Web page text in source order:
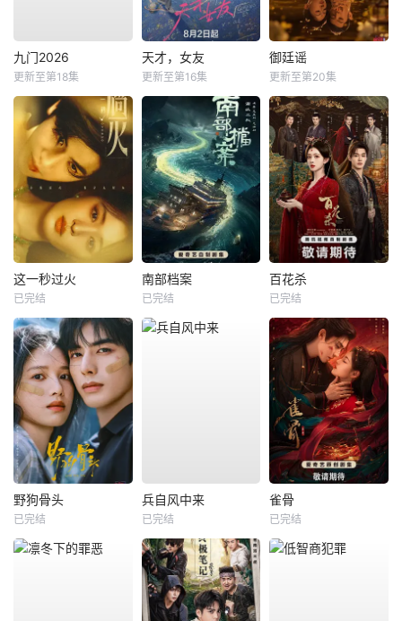
九门2026
更新至第18集
天才，女友
更新至第16集
御廷谣
更新至第20集
这一秒过火
已完结
南部档案
已完结
百花杀
已完结
野狗骨头
已完结
兵自风中来
已完结
雀骨
已完结